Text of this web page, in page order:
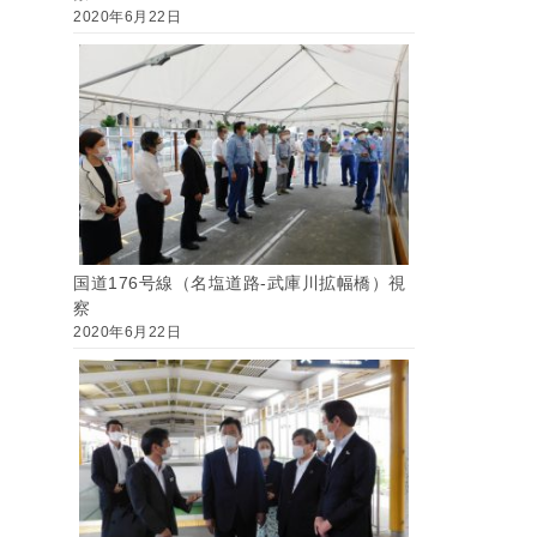
2020年6月22日
国道176号線（名塩道路-武庫川拡幅橋）視
察
2020年6月22日